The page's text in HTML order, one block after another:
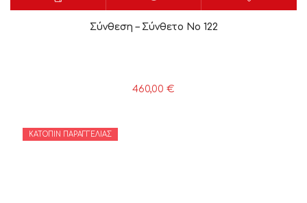
Σύνθεση – Σύνθετο Νο 122
460,00 €
ΚΑΤΌΠΙΝ ΠΑΡΑΓΓΕΛΊΑΣ